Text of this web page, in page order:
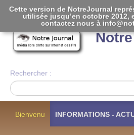
Rechercher :
Bienvenu INFORMATIONS -
Cette version de NotreJournal
utilisée jusqu’en octobre 2012,
contactez nous à